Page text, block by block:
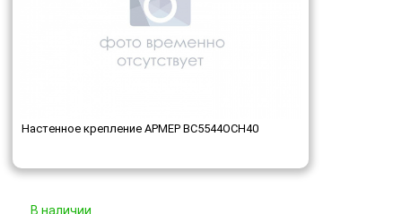
Настенное крепление АРМЕР ВС5544ОСН40
В наличии